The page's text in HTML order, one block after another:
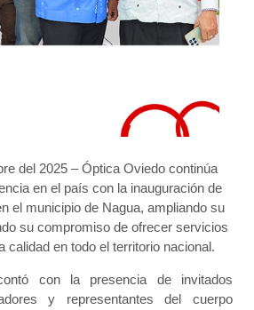
del 2025 – Óptica Oviedo continúa
en el país con la inauguración de
el municipio de Nagua, ampliando su
su compromiso de ofrecer servicios
calidad en todo el territorio nacional.
con la presencia de invitados
y representantes del cuerpo